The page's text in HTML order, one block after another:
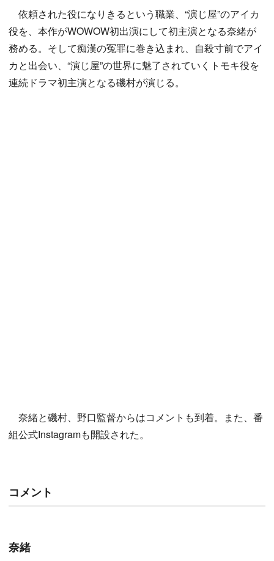
依頼された役になりきるという職業、“演じ屋”のアイカ
役を、本作がWOWOW初出演にして初主演となる奈緒が
務める。そして痴漢の冤罪に巻き込まれ、自殺寸前でアイ
カと出会い、“演じ屋”の世界に魅了されていくトモキ役を
連続ドラマ初主演となる磯村が演じる。
奈緒と磯村、野口監督からはコメントも到着。また、番
組公式Instagramも開設された。
コメント
奈緒